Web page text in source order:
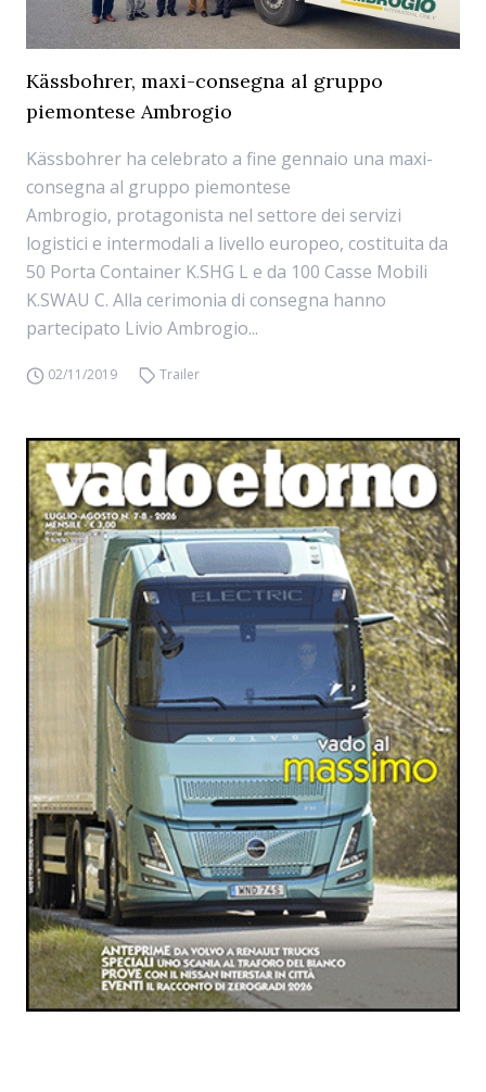
Kässbohrer, maxi-consegna al gruppo
piemontese Ambrogio
Kässbohrer ha celebrato a fine gennaio una maxi-
consegna al gruppo piemontese
Ambrogio, protagonista nel settore dei servizi
logistici e intermodali a livello europeo, costituita da
50 Porta Container K.SHG L e da 100 Casse Mobili
K.SWAU C. Alla cerimonia di consegna hanno
partecipato Livio Ambrogio...
02/11/2019 Trailer